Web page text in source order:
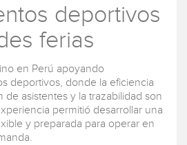
deportivos
ferias
en Perú apoyando
deportivos, donde la eficiencia
de asistentes y la trazabilidad son
permitió desarrollar una
y preparada para operar en